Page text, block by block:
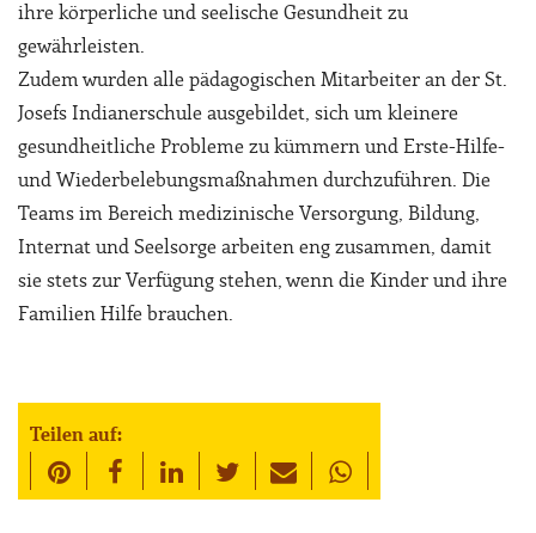
ihre körperliche und seelische Gesundheit zu
gewährleisten.
Zudem wurden alle pädagogischen Mitarbeiter an der St.
Josefs Indianerschule ausgebildet, sich um kleinere
gesundheitliche Probleme zu kümmern und Erste-Hilfe-
und Wiederbelebungsmaßnahmen durchzuführen. Die
Teams im Bereich medizinische Versorgung, Bildung,
Internat und Seelsorge arbeiten eng zusammen, damit
sie stets zur Verfügung stehen, wenn die Kinder und ihre
Familien Hilfe brauchen.
Teilen auf: